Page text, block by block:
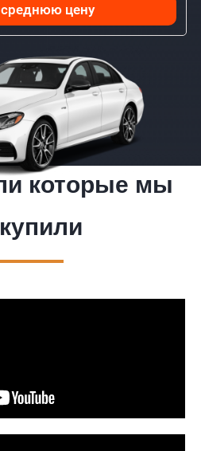
цену
которые мы